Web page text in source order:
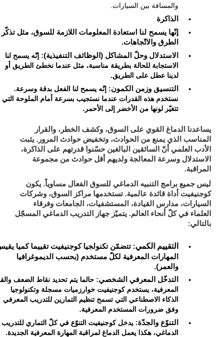
والمسافة بين السيارات.
الذاكرة
إنّها يسمح لنا استعادة المعلومات اللازمة للسوق، مثل تذكّر
الطرق والاتّجاهات.
الاستدلال وحلّ المشاكل (الوظائف التنفيذية): إنّه يسمح لنا
الاستجابة للحالة بطريقة مناسبة، مثل عندما نخطئ الطريق أو
لدينا عطل على الطريق.
التنسيق وزمن الكمون: إنّه يسمح لنا الفعل بدقة وسرعة.
نستخدم هذه القدرات عندما نستجيب بسرعة أمام الملوحة التي
تتغيّر لونها من الأخضر إلى الأحمر.
يساعدنا الدماغ القوي على السوق، وكشف الخطر، والقرار
المناسب الذي يمنع من الحوادث، وتخفيض حوادث المرور. يثبت
الأدب العلمي أنّ السائقين البالغين حسّنوا قدرتهم على الذاكرة،
الاستدلال وسرعة المعالجة ولديهم أقل حوادث من مجموعة
المراقبة.
ليس جميع برامج التنبيه الدماغي للسوق الفعال مساوياً. يكون
كوجنيفيت أداة قائدة عالمية. تستخدمها مراكز السوق، وشركات
السيارات، مدارس القيادة، المستشفيات، الجامعات وفرقاء
العلماء في كلّ أنحاء العالم. يتميّز جهاز التدريب الدماغي المسجّل
بالتالي:
التقييم الكمي: تتضمّن تكنولجيا كوجنيفيت تقييما كميا
المهارات المعرفية لكلّ مستخدم (بحسب الديموغرافيا
والعمر).
التدخّل المعرفي الشخصي: حالما يتم تحديد نقاط الضعف
المعرفية، يستخدم كوجنيفيت خوارزميات مسجلة وتكنولوجيا
الذكاء الاصطناعي التي تسمح تنظيم التمارين للتدريب المعرفي
وفق ضرورات المستخدم المعرفية.
التنوّع والجدّة: يدخل كوجنيفيت التنوّع في كلّ التماري للتدريب
الدماغي، هكذا يعمل الدماغ لمراقبة المهارة المعرفية الجديدة.